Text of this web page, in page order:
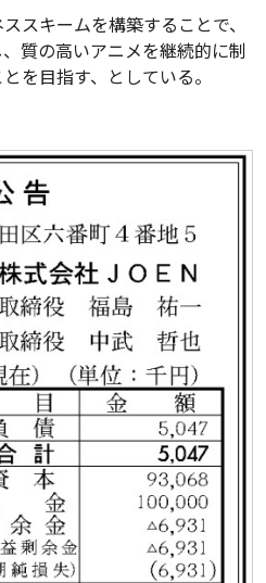
スキームを構築することで、
質の高いアニメを継続的に制
を目指す、としている。